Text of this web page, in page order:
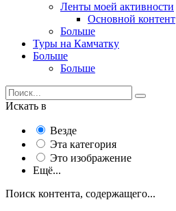
Ленты моей активности
Основной контент
Больше
Туры на Камчатку
Больше
Больше
Искать в
Везде
Эта категория
Это изображение
Ещё...
Поиск контента, содержащего...